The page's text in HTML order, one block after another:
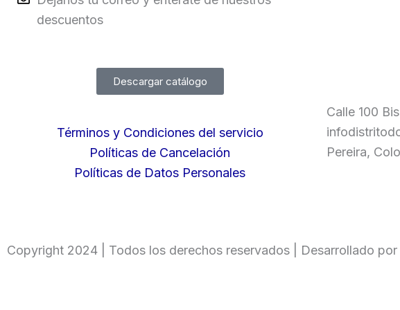
descuentos
Descargar catálogo
Términos y Condiciones del servicio
Políticas de Cancelación
Políticas de Datos Personales
Calle 100
Pereira,
Copyright 2024 | Todos los derechos reservados | Desarrollado por